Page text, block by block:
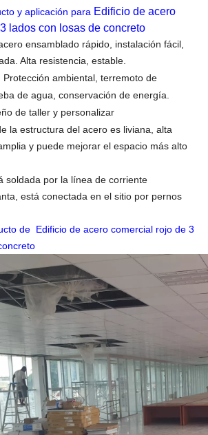
Pintura o salsa
acero
y aplicación para Edificio de acero
lados con losas de concreto
ensamblado rápido, instalación fácil,
Alta resistencia, estable.
Protección ambiental, terremoto de
de agua, conservación de energía.
de taller y personalizar
la estructura del acero es liviana, alta
y puede mejorar el espacio más alto
soldada por la línea de corriente
está conectada en el sitio por pernos
de Edificio de acero comercial rojo de 3